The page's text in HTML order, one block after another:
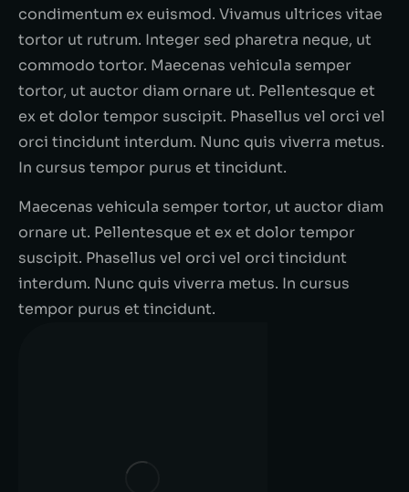
condimentum ex euismod. Vivamus ultrices vitae
tortor ut rutrum. Integer sed pharetra neque, ut
commodo tortor. Maecenas vehicula semper
tortor, ut auctor diam ornare ut. Pellentesque et
ex et dolor tempor suscipit. Phasellus vel orci vel
orci tincidunt interdum. Nunc quis viverra metus.
In cursus tempor purus et tincidunt.
Maecenas vehicula semper tortor, ut auctor diam
ornare ut. Pellentesque et ex et dolor tempor
suscipit. Phasellus vel orci vel orci tincidunt
interdum. Nunc quis viverra metus. In cursus
tempor purus et tincidunt.